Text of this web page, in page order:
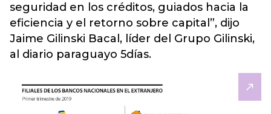
seguridad en los créditos, guiados hacia la
eficiencia y el retorno sobre capital”, dijo
Jaime Gilinski Bacal, líder del Grupo Gilinski,
al diario paraguayo 5días.